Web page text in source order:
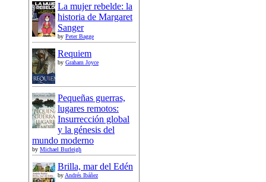
La mujer rebelde: la
historia de Margaret
Sanger
by Peter Bagge
Requiem
by Graham Joyce
Pequeñas guerras,
lugares remotos:
Insurrección global
y la génesis del
mundo moderno
by Michael Burleigh
Brilla, mar del Edén
by Andrés Ibáñez